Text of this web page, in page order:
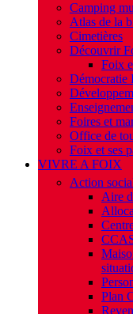
Camping
Atlas de la
Cimetières
Découvrir
Foix
Démocratie
Foires et
Office de
Foix et ses
VIVRE A FOIX
Action
Aire
Plan